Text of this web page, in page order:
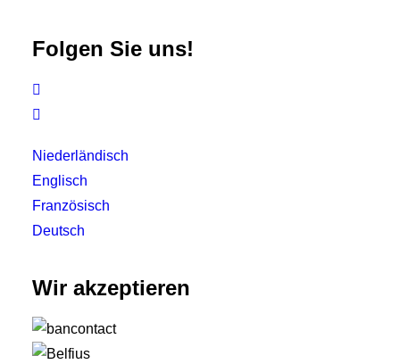
Folgen Sie uns!


Niederländisch
Englisch
Französisch
Deutsch
Wir akzeptieren